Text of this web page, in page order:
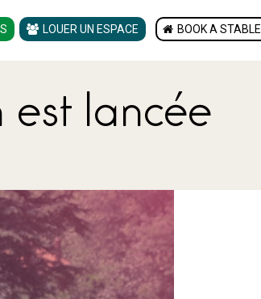
LOUER UN ESPACE BOOK A STABLE
lancée